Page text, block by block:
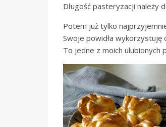
Długość pasteryzacji należy
Potem już tylko
Swoje powidła wykorzystuję
To jedne z moich ulubionych